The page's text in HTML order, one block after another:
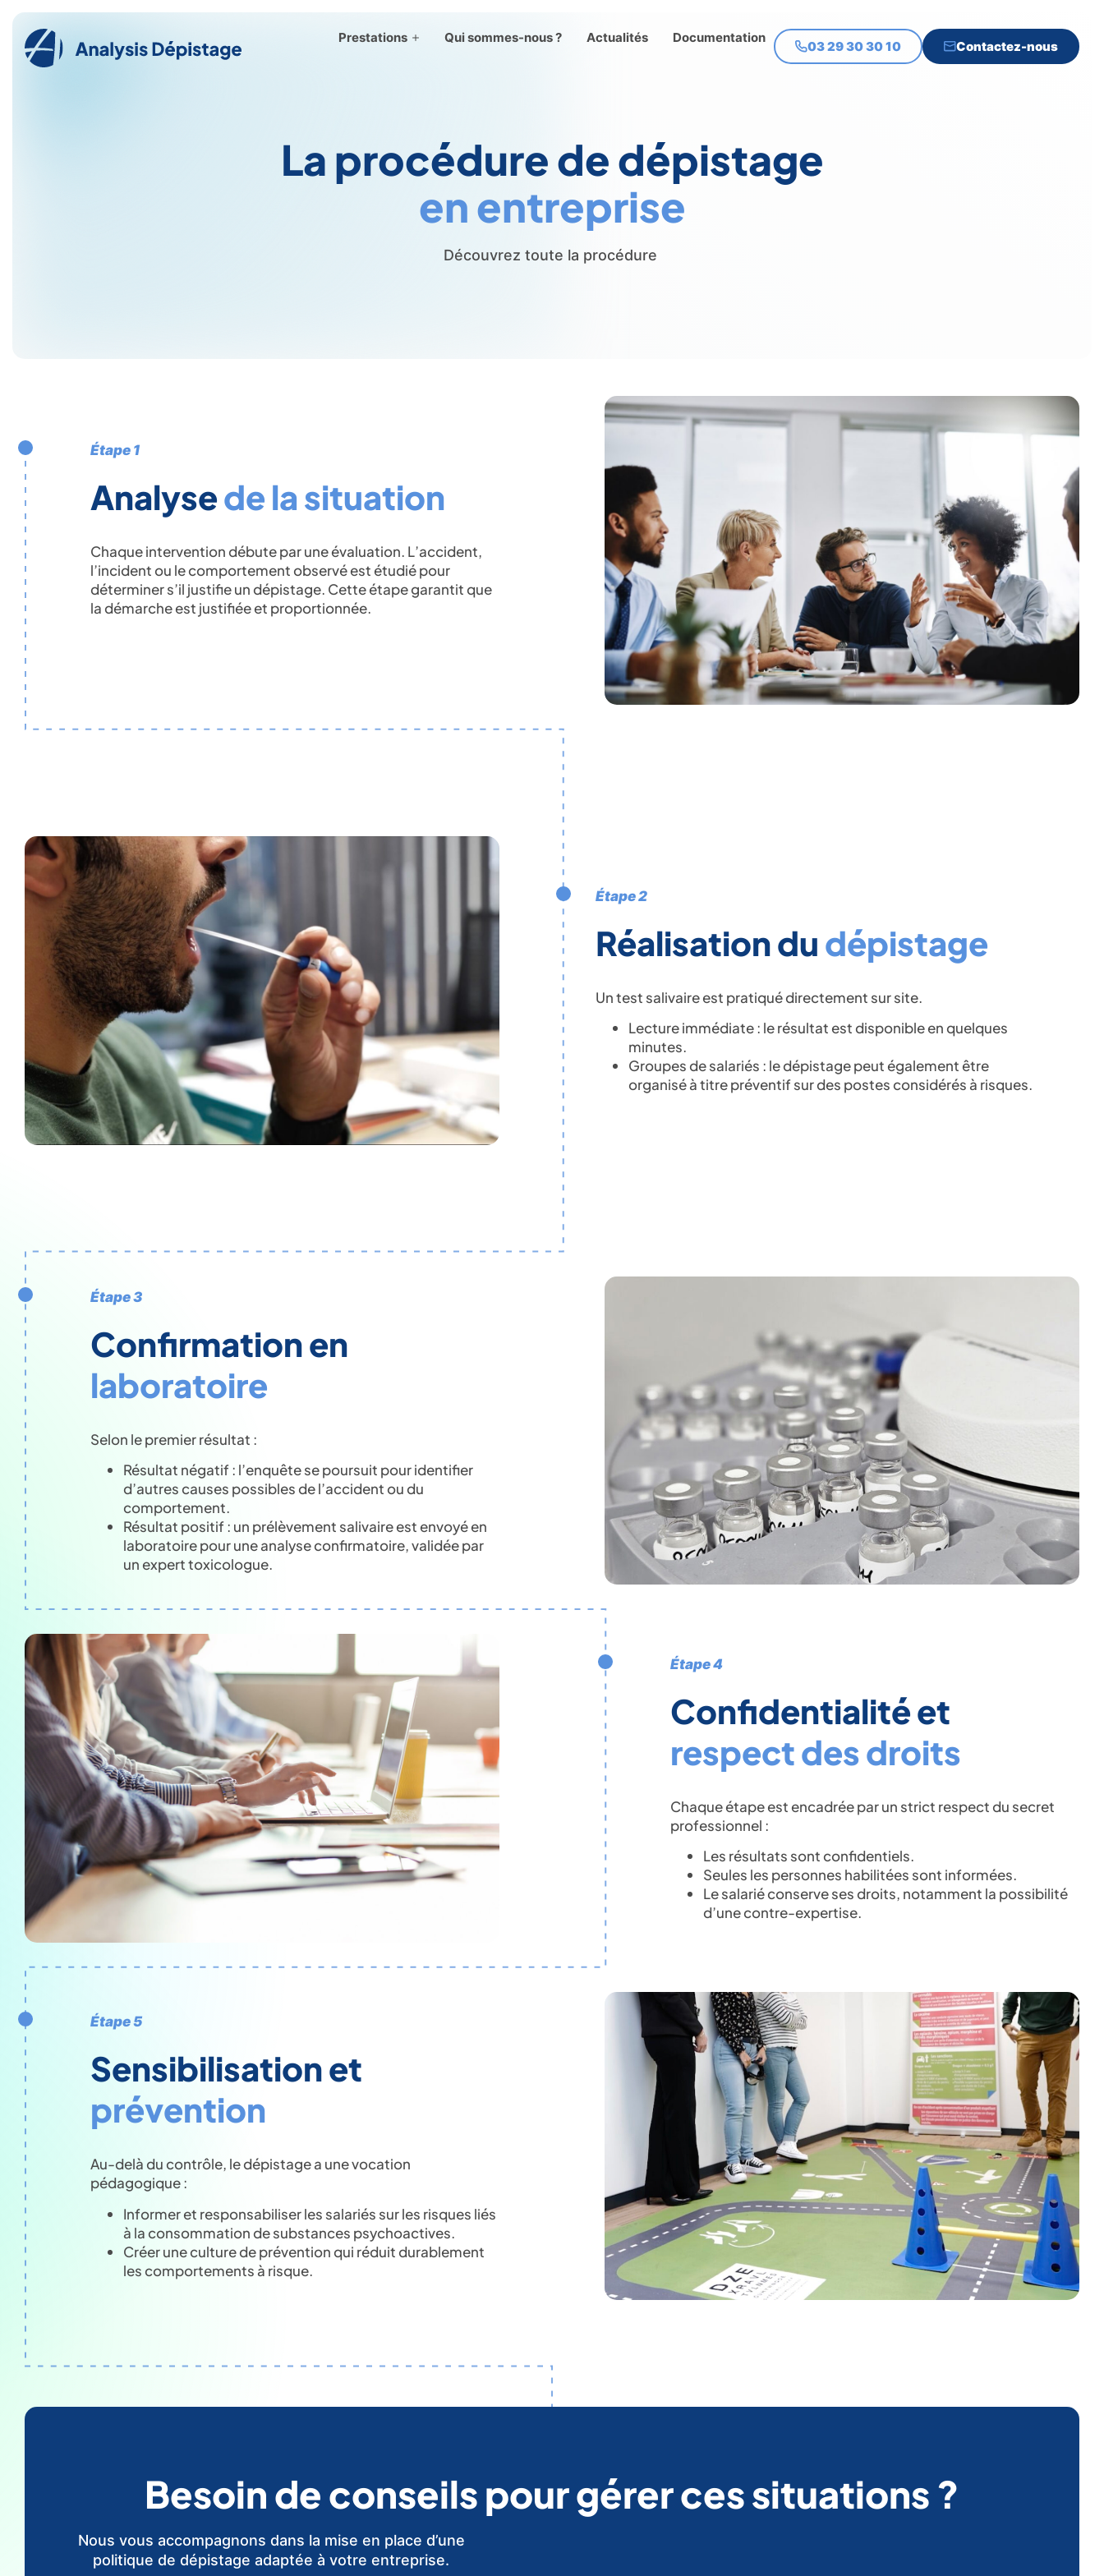
Prestations Qui sommes-nous ? Actualités Documentation
03 29 30 30 10 Contactez-nous
La procédure de dépistage
en entreprise
Découvrez toute la procédure
Étape 1
Analysede la situation
Chaque intervention débute par une évaluation. L’accident,
l’incident ou le comportement observé est étudié pour
déterminer s’il justifie un dépistage. Cette étape garantit que
la démarche est justifiée et proportionnée.
Étape 2
Réalisation dudépistage
Un test salivaire est pratiqué directement sur site.
Lecture immédiate : le résultat est disponible en quelques
minutes.
Groupes de salariés : le dépistage peut également être
organisé à titre préventif sur des postes considérés à risques.
Étape 3
Confirmation en
laboratoire
Selon le premier résultat :
Résultat négatif : l’enquête se poursuit pour identifier
d’autres causes possibles de l’accident ou du
comportement.
Résultat positif : un prélèvement salivaire est envoyé en
laboratoire pour une analyse confirmatoire, validée par
un expert toxicologue.
Étape 4
Confidentialité et
respect des droits
Chaque étape est encadrée par un strict respect du secret
professionnel :
Les résultats sont confidentiels.
Seules les personnes habilitées sont informées.
Le salarié conserve ses droits, notamment la possibilité
d’une contre-expertise.
Étape 5
Sensibilisation et
prévention
Au-delà du contrôle, le dépistage a une vocation
pédagogique :
Informer et responsabiliser les salariés sur les risques liés
à la consommation de substances psychoactives.
Créer une culture de prévention qui réduit durablement
les comportements à risque.
Besoin de conseils pour gérer ces situations ?
Nous vous accompagnons dans la mise en place d’une
politique de dépistage adaptée à votre entreprise.